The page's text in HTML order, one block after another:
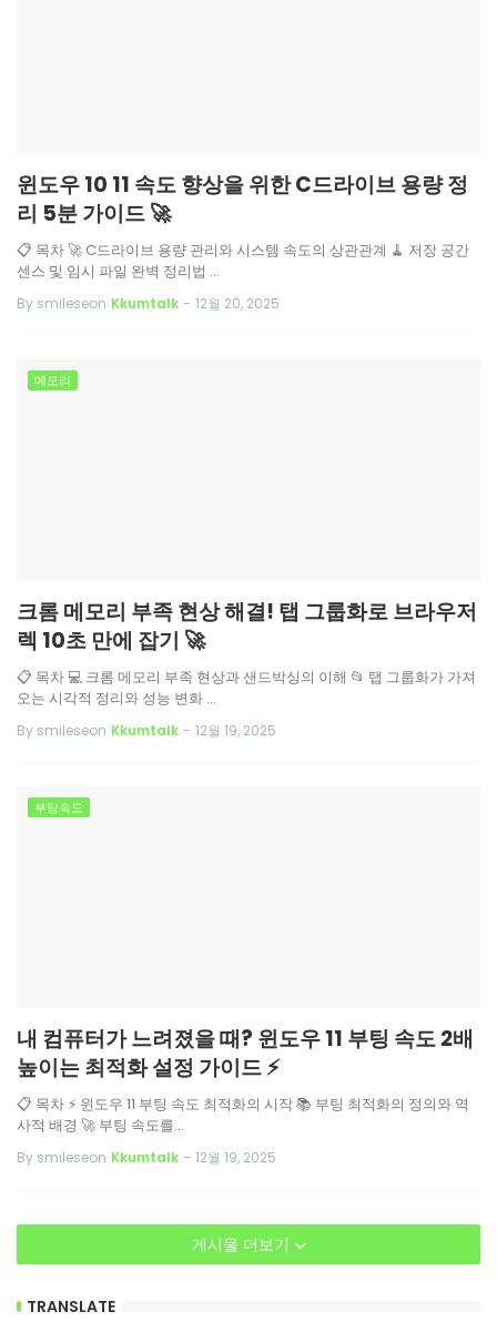
윈도우 10 11 속도 향상을 위한 C드라이브 용량 정
리 5분 가이드 🚀
📋 목차 🚀 C드라이브 용량 관리와 시스템 속도의 상관관계 🧹 저장 공간
센스 및 임시 파일 완벽 정리법 …
By smileseon Kkumtalk - 12월 20, 2025
메모리
크롬 메모리 부족 현상 해결! 탭 그룹화로 브라우저
렉 10초 만에 잡기 🚀
📋 목차 💻 크롬 메모리 부족 현상과 샌드박싱의 이해 📂 탭 그룹화가 가져
오는 시각적 정리와 성능 변화 …
By smileseon Kkumtalk - 12월 19, 2025
부팅속도
내 컴퓨터가 느려졌을 때? 윈도우 11 부팅 속도 2배
높이는 최적화 설정 가이드 ⚡
📋 목차 ⚡ 윈도우 11 부팅 속도 최적화의 시작 📚 부팅 최적화의 정의와 역
사적 배경 🚀 부팅 속도를…
By smileseon Kkumtalk - 12월 19, 2025
게시물 더보기
TRANSLATE